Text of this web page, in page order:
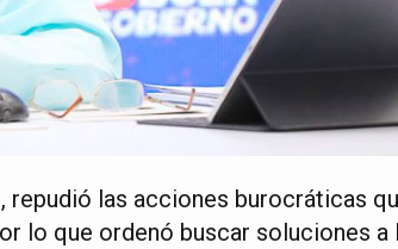
repudió las acciones burocráticas
lo que ordenó buscar soluciones a